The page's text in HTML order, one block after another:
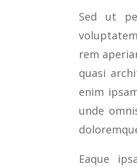
Sed ut
rem
quasi
enim
unde
Eaque